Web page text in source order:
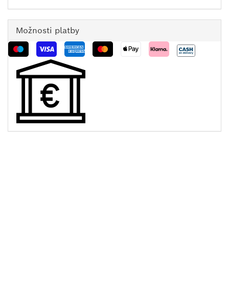
Možnosti platby